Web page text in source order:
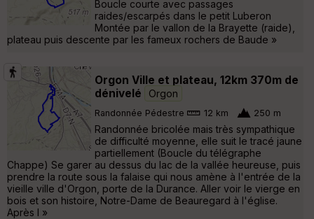
Boucle courte avec passages
raides/escarpés dans le petit Luberon
Montée par le vallon de la Brayette (raide),
plateau puis descente par les fameux rochers de Baude »
Orgon Ville et plateau, 12km 370m de
dénivelé
Orgon
Randonnée Pédestre 12 km 250 m
Randonnée bricolée mais très sympathique
de difficulté moyenne, elle suit le tracé jaune
partiellement (Boucle du télégraphe
Chappe) Se garer au dessus du lac de la vallée heureuse, puis
prendre la route sous la falaise qui nous amène à l'entrée de la
vieille ville d'Orgon, porte de la Durance. Aller voir le vierge en
bois et son histoire, Notre-Dame de Beauregard à l'église.
Après l »